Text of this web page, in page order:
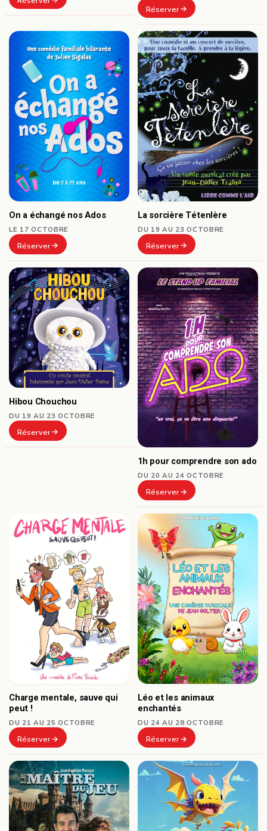
Réserver
On a échangé nos Ados
LE 17 OCTOBRE
Réserver
La sorcière Tétenlère
DU 19 AU 23 OCTOBRE
Réserver
Hibou Chouchou
DU 19 AU 23 OCTOBRE
Réserver
1h pour comprendre son ado
DU 20 AU 24 OCTOBRE
Réserver
Charge mentale, sauve qui
peut !
DU 21 AU 25 OCTOBRE
Réserver
Léo et les animaux
enchantés
DU 24 AU 28 OCTOBRE
Réserver